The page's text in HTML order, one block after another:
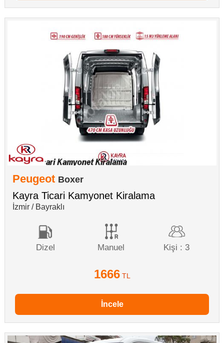
Peugeot Boxer
Kayra Ticari Kamyonet Kiralama
İzmir / Bayraklı
Dizel Manuel Kişi : 3
1666 TL
İncele